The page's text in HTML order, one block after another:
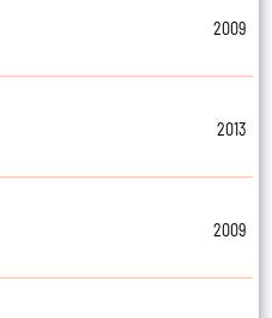
2009
2013
2009